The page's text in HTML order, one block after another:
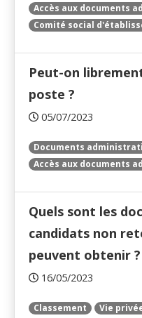
Accès aux documents
Comité social
Peut-on
poste ?
05/07/2023
Documents
Accès aux documents
Quels sont les
candidats non
peuvent obtenir ?
16/05/2023
Classement Vie